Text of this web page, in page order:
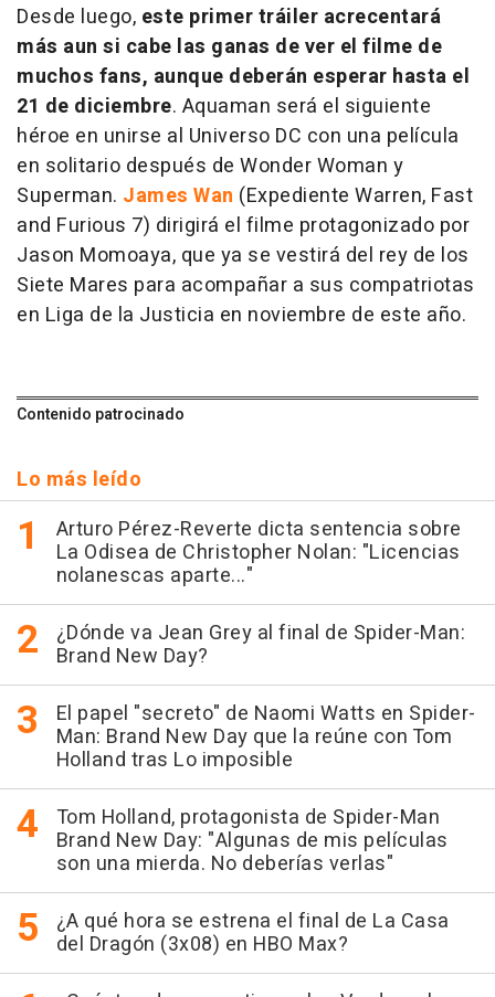
Desde luego, este primer tráiler acrecentará
más aun si cabe las ganas de ver el filme de
muchos fans, aunque deberán esperar hasta el
21 de diciembre. Aquaman será el siguiente
héroe en unirse al Universo DC con una película
en solitario después de Wonder Woman y
Superman. James Wan (Expediente Warren, Fast
and Furious 7) dirigirá el filme protagonizado por
Jason Momoaya, que ya se vestirá del rey de los
Siete Mares para acompañar a sus compatriotas
en Liga de la Justicia en noviembre de este año.
Contenido patrocinado
Lo más leído
Arturo Pérez-Reverte dicta sentencia sobre
La Odisea de Christopher Nolan: "Licencias
nolanescas aparte..."
¿Dónde va Jean Grey al final de Spider-Man:
Brand New Day?
El papel "secreto" de Naomi Watts en Spider-
Man: Brand New Day que la reúne con Tom
Holland tras Lo imposible
Tom Holland, protagonista de Spider-Man
Brand New Day: "Algunas de mis películas
son una mierda. No deberías verlas"
¿A qué hora se estrena el final de La Casa
del Dragón (3x08) en HBO Max?